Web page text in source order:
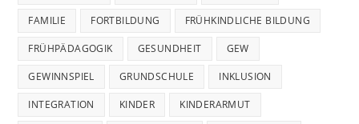
FAMILIE FORTBILDUNG FRÜHKINDLICHE BILDUNG
FRÜHPÄDAGOGIK GESUNDHEIT GEW
GEWINNSPIEL GRUNDSCHULE INKLUSION
INTEGRATION KINDER KINDERARMUT